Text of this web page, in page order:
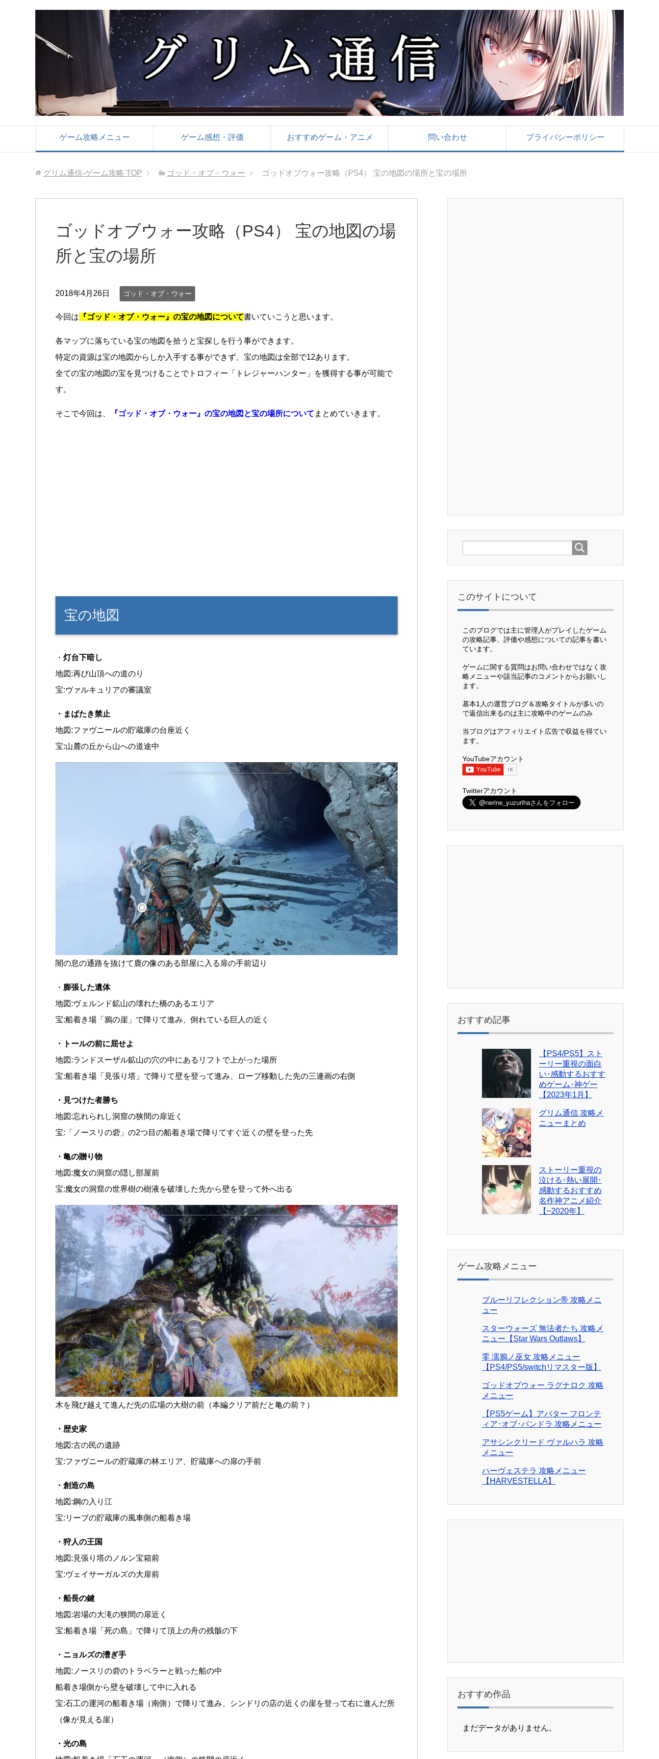
ゲーム攻略メニュー ゲーム感想・評価 おすすめゲーム・アニメ 問い合わせ プライバシーポリシー
グリム通信-ゲーム攻略 TOP ゴッド・オブ・ウォー ゴッドオブウォー攻略（PS4） 宝の地図の場所と宝の場所
ゴッドオブウォー攻略（PS4） 宝の地図の場
所と宝の場所
2018年4月26日 ゴッド・オブ・ウォー
今回は 『ゴッド・オブ・ウォー』の宝の地図について書いていこうと思います。
各マップに落ちている宝の地図を拾うと宝探しを行う事ができます。
特定の資源は宝の地図からしか入手する事ができず、宝の地図は全部で12あります。
全ての宝の地図の宝を見つけることでトロフィー「トレジャーハンター」を獲得する事が可能で
す。
そこで今回は、 『ゴッド・オブ・ウォー』の宝の地図と宝の場所について まとめていきます。
宝の地図
・ 灯台下暗し
地図:再び山頂への道のり
宝:ヴァルキュリアの審議室
・まばたき禁止
地図:ファヴニールの貯蔵庫の台座近く
宝:山麓の丘から山への道途中
闇の息の通路を抜けて鹿の像のある部屋に入る扉の手前辺り
・ 膨張した遺体
地図:ヴェルンド鉱山の壊れた橋のあるエリア
宝:船着き場「鴉の崖」で降りて進み、倒れている巨人の近く
・トールの前に屈せよ
地図:ランドスーザル鉱山の穴の中にあるリフトで上がった場所
宝:船着き場「見張り塔」で降りて壁を登って進み、ロープ移動した先の三連画の右側
・見つけた者勝ち
地図:忘れられし洞窟の狭間の扉近く
宝:「ノースリの砦」の2つ目の船着き場で降りてすぐ近くの壁を登った先
・亀の贈り物
地図:魔女の洞窟の隠し部屋前
宝:魔女の洞窟の世界樹の樹液を破壊した先から壁を登って外へ出る
木を飛び越えて進んだ先の広場の大樹の前（本編クリア前だと亀の前？）
・歴史家
地図:古の民の遺跡
宝:ファヴニールの貯蔵庫の林エリア、貯蔵庫への扉の手前
・創造の島
地図:鋼の入り江
宝:リーブの貯蔵庫の風車側の船着き場
・狩人の王国
地図:見張り塔のノルン宝箱前
宝:ヴェイサーガルズの大扉前
・船長の鍵
地図:岩場の大滝の狭間の扉近く
宝:船着き場「死の島」で降りて頂上の舟の残骸の下
・ニョルズの漕ぎ手
地図:ノースリの砦のトラベラーと戦った船の中
船着き場側から壁を破壊して中に入れる
宝:石工の運河の船着き場（南側）で降りて進み、シンドリの店の近くの崖を登って右に進んだ所
（像が見える崖）
・光の島
このサイトについて
このブログでは主に管理人がプレイしたゲーム
の攻略記事、評価や感想についての記事を書い
ています。
ゲームに関する質問はお問い合わせではなく攻
略メニューや該当記事のコメントからお願いし
ます。
基本1人の運営ブログ＆攻略タイトルが多いの
で返信出来るのは主に攻略中のゲームのみ
当ブログはアフィリエイト広告で収益を得てい
ます。
YouTubeアカウント
Twitterアカウント
おすすめ記事
【PS4/PS5】スト
ーリー重視の面白
い･感動するおすす
めゲーム･神ゲー
【2023年1月】
グリム通信 攻略メ
ニューまとめ
ストーリー重視の
泣ける･熱い展開･
感動するおすすめ
名作神アニメ紹介
【~2020年】
ゲーム攻略メニュー
ブルーリフレクション帝 攻略メニ
ュー
スターウォーズ 無法者たち 攻略メ
ニュー【Star Wars Outlaws】
零 濡鴉ノ巫女 攻略メニュー
【PS4/PS5/switchリマスター版】
ゴッドオブウォー ラグナロク 攻略
メニュー
【PS5ゲーム】アバター フロンテ
ィア･オブ･パンドラ 攻略メニュー
アサシンクリード ヴァルハラ 攻略
メニュー
ハーヴェステラ 攻略メニュー
【HARVESTELLA】
おすすめ作品
まだデータがありません。